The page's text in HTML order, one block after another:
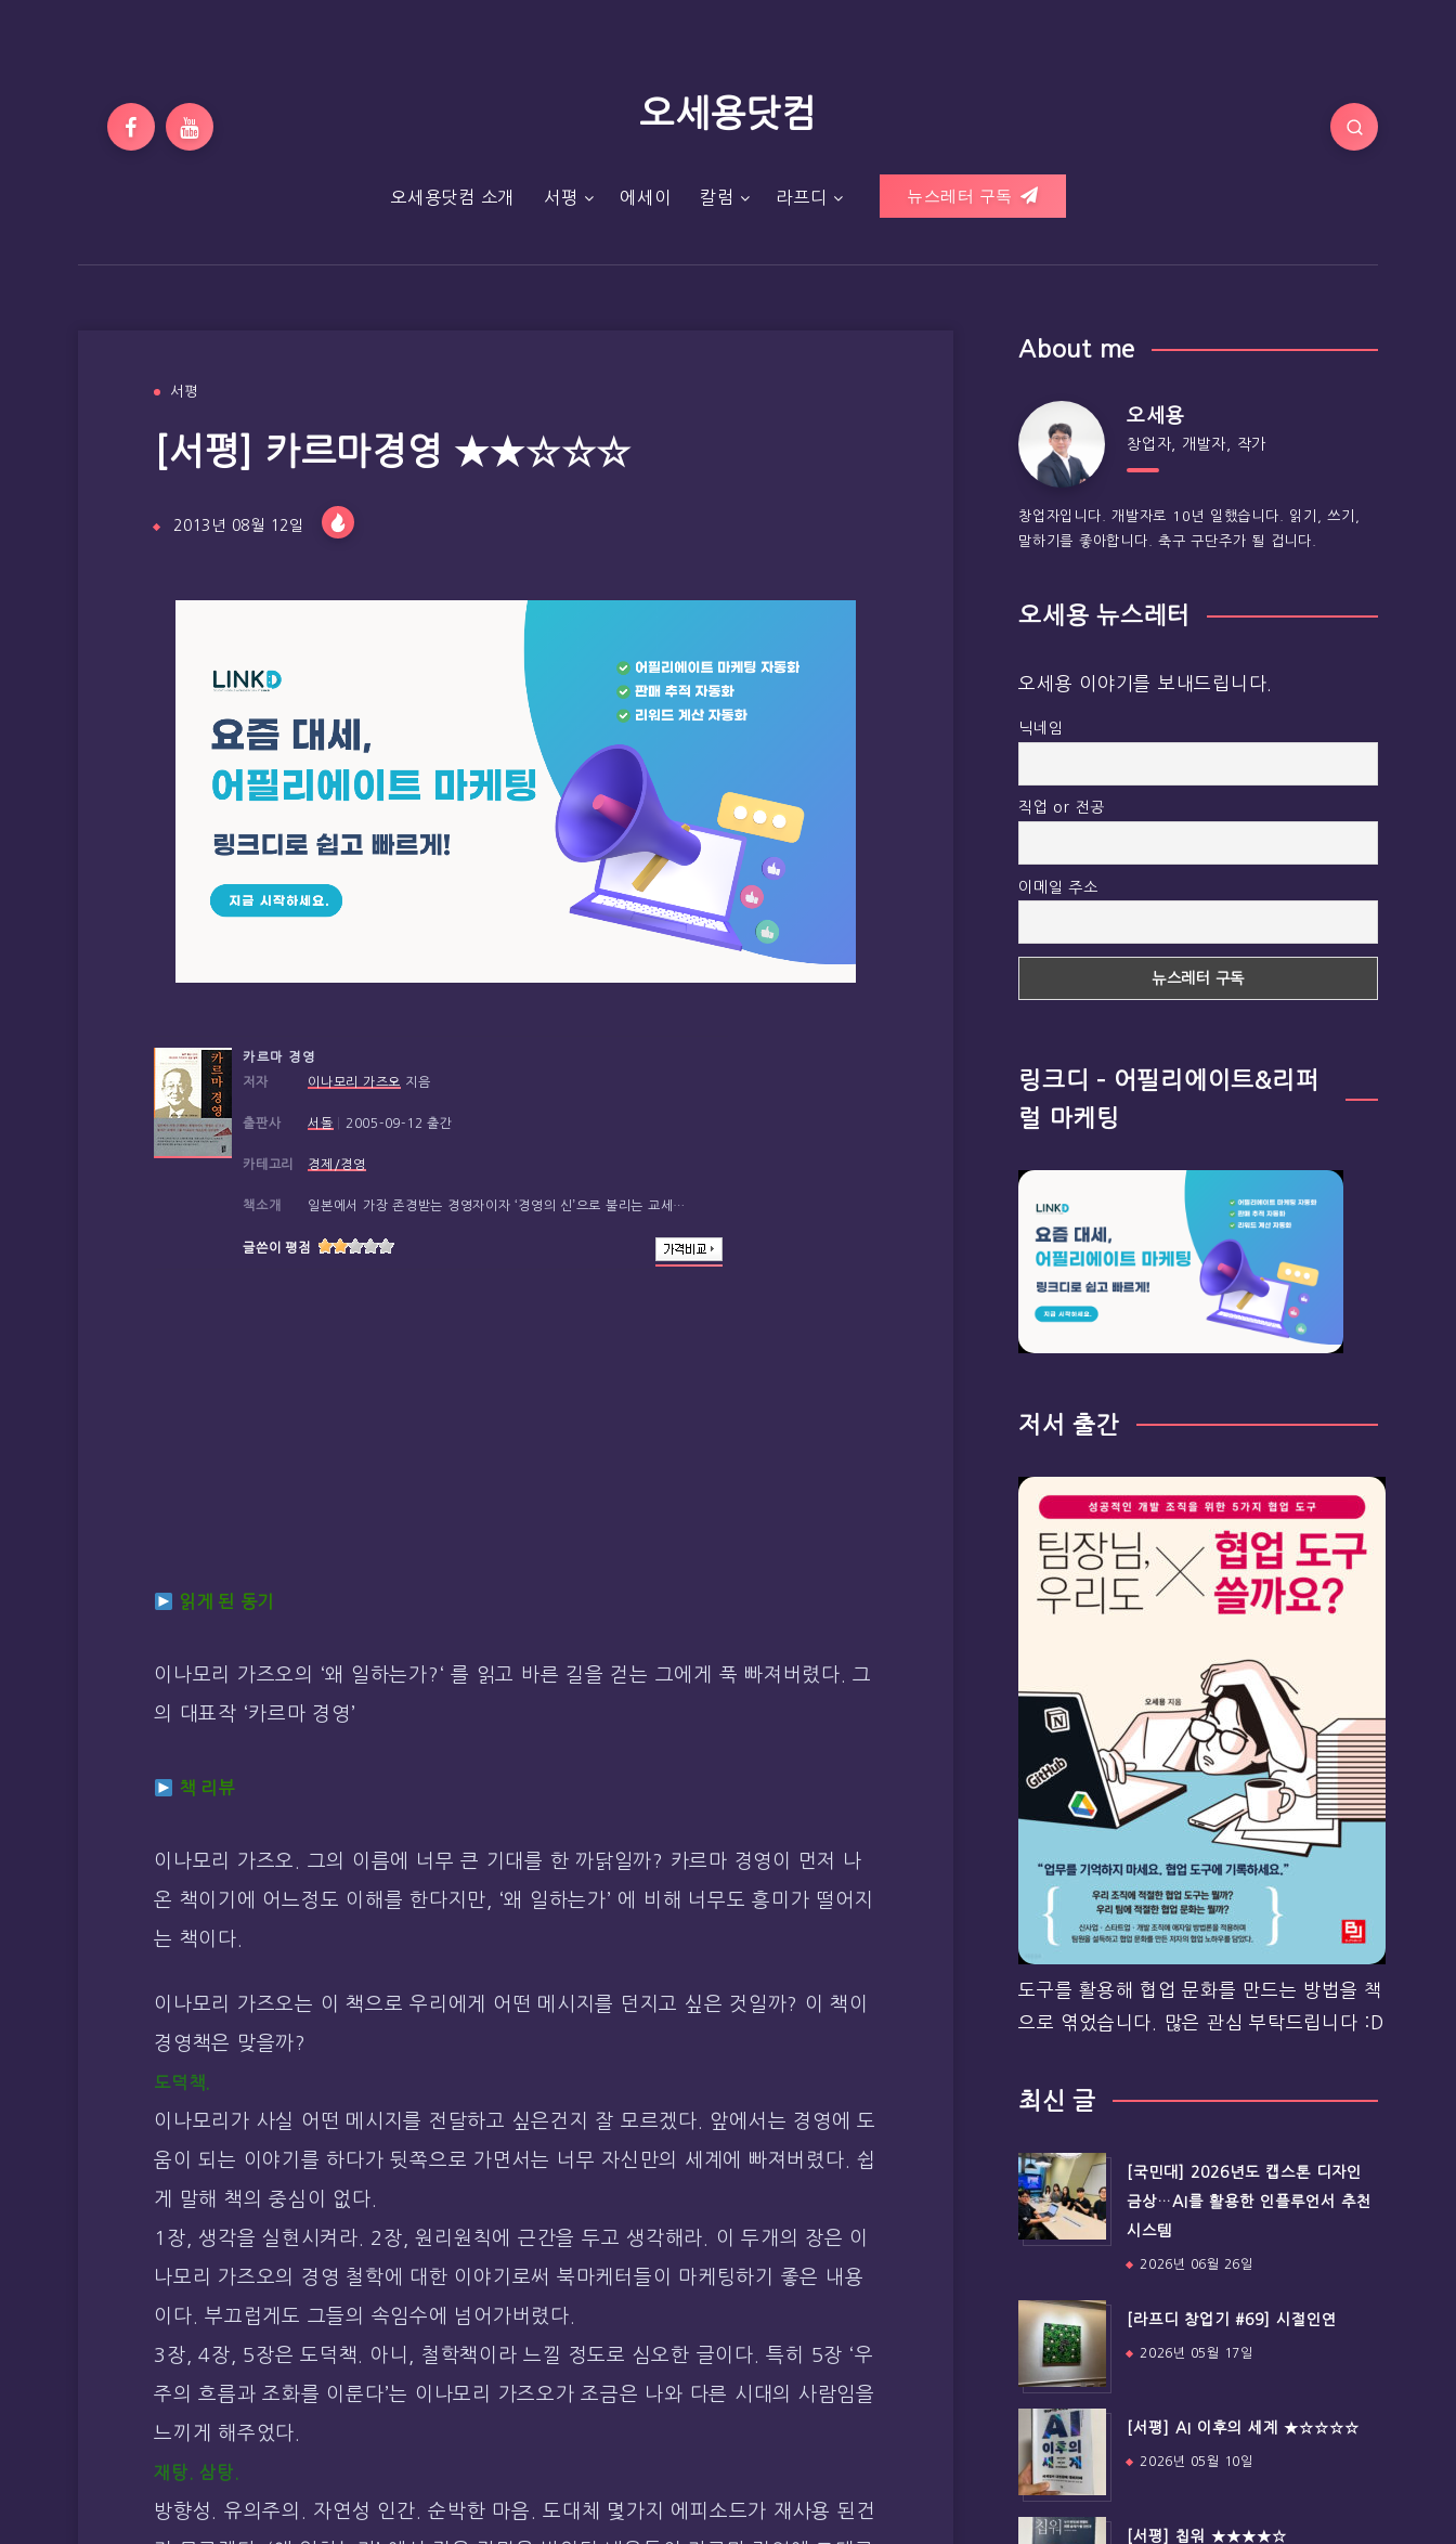
오세용닷컴
오세용닷컴 소개 서평 에세이 칼럼 라프디 뉴스레터 구독
서평
[서평] 카르마경영 ★★☆☆☆
2013년 08월 12일
카르마 경영
저자
이나모리 가즈오 지음
출판사 서돌 2005-09-12 출간
카테고리 경제/경영
책소개 일본에서 가장 존경받는 경영자이자 ‘경영의 신’으로 불리는 교세…
글쓴이 평점
읽게 된 동기
이나모리 가즈오의 ‘왜 일하는가? ‘ 를 읽고 바른 길을 걷는 그에게 푹 빠져버렸다. 그
의 대표작 ‘카르마 경영’
책 리뷰
이나모리 가즈오. 그의 이름에 너무 큰 기대를 한 까닭일까? 카르마 경영이 먼저 나
온 책이기에 어느정도 이해를 한다지만, ‘왜 일하는가’ 에 비해 너무도 흥미가 떨어지
는 책이다.
이나모리 가즈오는 이 책으로 우리에게 어떤 메시지를 던지고 싶은 것일까? 이 책이
경영책은 맞을까?
도덕책.
이나모리가 사실 어떤 메시지를 전달하고 싶은건지 잘 모르겠다. 앞에서는 경영에 도
움이 되는 이야기를 하다가 뒷쪽으로 가면서는 너무 자신만의 세계에 빠져버렸다. 쉽
게 말해 책의 중심이 없다.
1장, 생각을 실현시켜라. 2장, 원리원칙에 근간을 두고 생각해라. 이 두개의 장은 이
나모리 가즈오의 경영 철학에 대한 이야기로써 북마케터들이 마케팅하기 좋은 내용
이다. 부끄럽게도 그들의 속임수에 넘어가버렸다.
3장, 4장, 5장은 도덕책. 아니, 철학책이라 느낄 정도로 심오한 글이다. 특히 5장 ‘우
주의 흐름과 조화를 이룬다’는 이나모리 가즈오가 조금은 나와 다른 시대의 사람임을
느끼게 해주었다.
재탕. 삼탕.
방향성. 유의주의. 자연성 인간. 순박한 마음. 도대체 몇가지 에피소드가 재사용 된건
About me
오세용
창업자, 개발자, 작가
창업자입니다. 개발자로 10년 일했습니다. 읽기, 쓰기,
말하기를 좋아합니다. 축구 구단주가 될 겁니다.
오세용 뉴스레터
오세용 이야기를 보내드립니다.
닉네임
직업 or 전공
이메일 주소
링크디 – 어필리에이트&리퍼
럴 마케팅
저서 출간
도구를 활용해 협업 문화를 만드는 방법을 책
으로 엮었습니다. 많은 관심 부탁드립니다 :D
최신 글
[국민대] 2026년도 캡스톤 디자인
금상…AI를 활용한 인플루언서 추천
시스템
2026년 06월 26일
[라프디 창업기 #69] 시절인연
2026년 05월 17일
[서평] AI 이후의 세계 ★☆☆☆☆
2026년 05월 10일
[서평] 칩워 ★★★★☆